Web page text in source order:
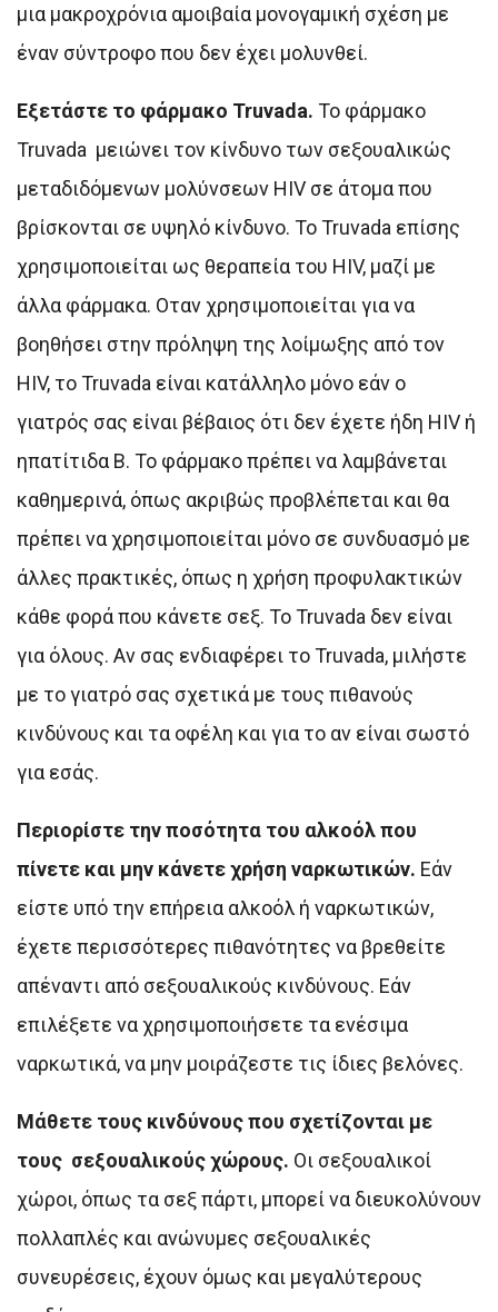
μια μακροχρόνια αμοιβαία μονογαμική σχέση με
έναν σύντροφο που δεν έχει μολυνθεί.
Εξετάστε το φάρμακο Truvada. Το φάρμακο
Truvada μειώνει τον κίνδυνο των σεξουαλικώς
μεταδιδόμενων μολύνσεων HIV σε άτομα που
βρίσκονται σε υψηλό κίνδυνο. Το Truvada επίσης
χρησιμοποιείται ως θεραπεία του HIV, μαζί με
άλλα φάρμακα. Oταν χρησιμοποιείται για να
βοηθήσει στην πρόληψη της λοίμωξης από τον
HIV, το Truvada είναι κατάλληλο μόνο εάν ο
γιατρός σας είναι βέβαιος ότι δεν έχετε ήδη HIV ή
ηπατίτιδα Β. Το φάρμακο πρέπει να λαμβάνεται
καθημερινά, όπως ακριβώς προβλέπεται και θα
πρέπει να χρησιμοποιείται μόνο σε συνδυασμό με
άλλες πρακτικές, όπως η χρήση προφυλακτικών
κάθε φορά που κάνετε σεξ. Το Truvada δεν είναι
για όλους. Αν σας ενδιαφέρει το Truvada, μιλήστε
με το γιατρό σας σχετικά με τους πιθανούς
κινδύνους και τα οφέλη και για το αν είναι σωστό
για εσάς.
Περιορίστε την ποσότητα του αλκοόλ που
πίνετε και μην κάνετε χρήση ναρκωτικών. Εάν
είστε υπό την επήρεια αλκοόλ ή ναρκωτικών,
έχετε περισσότερες πιθανότητες να βρεθείτε
απέναντι από σεξουαλικούς κινδύνους. Εάν
επιλέξετε να χρησιμοποιήσετε τα ενέσιμα
ναρκωτικά, να μην μοιράζεστε τις ίδιες βελόνες.
Μάθετε τους κινδύνους που σχετίζονται με
τους σεξουαλικούς χώρους. Οι σεξουαλικοί
χώροι, όπως τα σεξ πάρτι, μπορεί να διευκολύνουν
πολλαπλές και ανώνυμες σεξουαλικές
συνευρέσεις, έχουν όμως και μεγαλύτερους